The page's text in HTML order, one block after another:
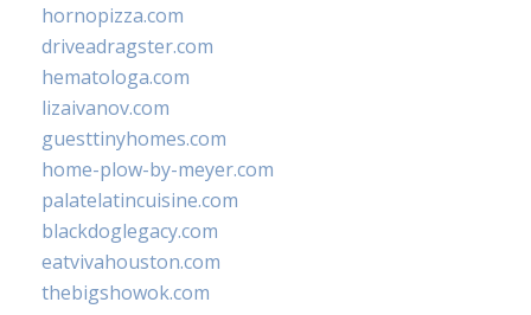
hornopizza.com
driveadragster.com
hematologa.com
lizaivanov.com
guesttinyhomes.com
home-plow-by-meyer.com
palatelatincuisine.com
blackdoglegacy.com
eatvivahouston.com
thebigshowok.com